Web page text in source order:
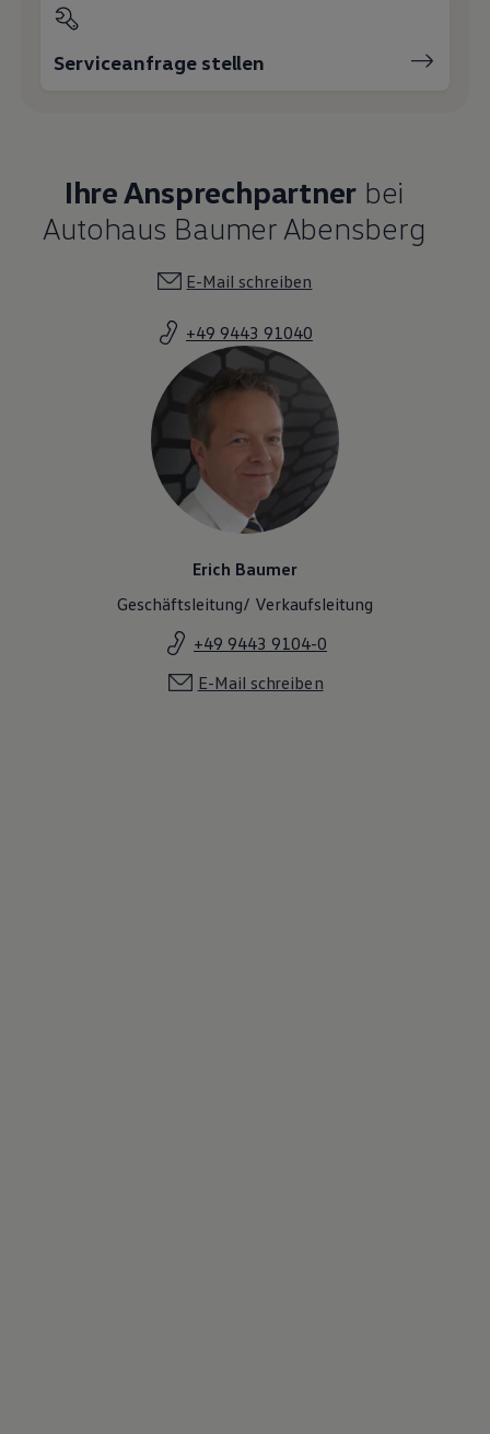
Serviceanfrage stellen
Ihre Ansprechpartner bei
Autohaus Baumer Abensberg
E-Mail schreiben
+49 9443 91040
Erich Baumer
Geschäftsleitung/ Verkaufsleitung
+49 9443 9104-0
E-Mail schreiben